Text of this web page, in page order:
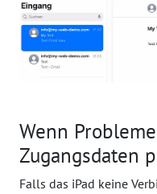
Wenn
Zugangsdaten
Falls das iPad keine